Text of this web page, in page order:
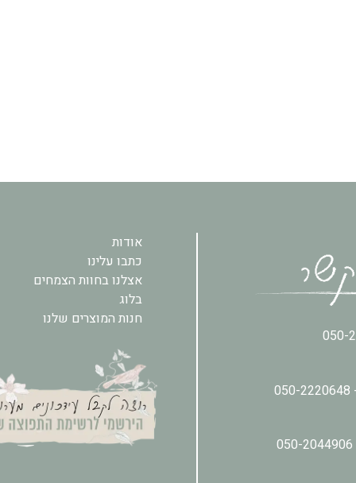
050-
050-2220648
050-2044906
אודות
כתבו עלינו
אצלנו בחוות הצמחים
בלוג
חנות המוצרים שלנו